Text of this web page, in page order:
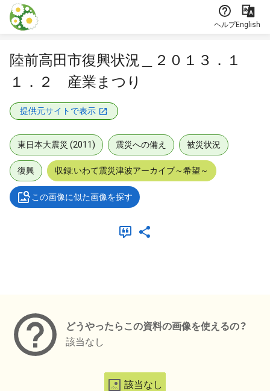
本文に飛ぶ
ヘルプEnglish
陸前高田市復興状況＿２０１３．１
１．２ 産業まつり
提供元サイトで表示
東日本大震災 (2011) 震災への備え 被災状況
復興 収録:いわて震災津波アーカイブ～希望～
この画像に似た画像を探す
どうやったらこの資料の画像を使えるの？
該当なし
該当なし